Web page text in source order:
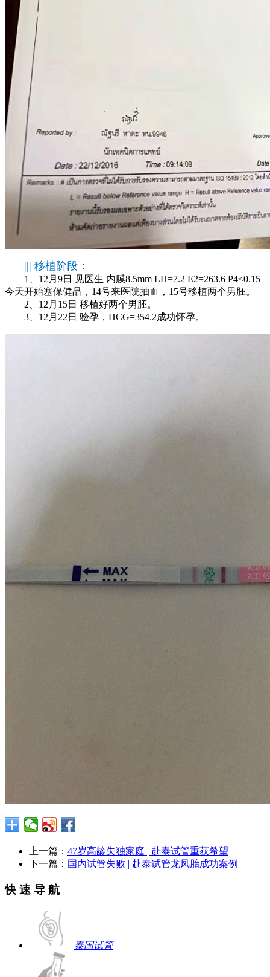
||| 移植阶段：
1、12月9日 见医生 内膜8.5mm LH=7.2 E2=263.6 P4<0.15
今天开始塞保健品，14号来医院抽血，15号移植两个男胚。
2、12月15日 移植好两个男胚。
3、12月22日 验孕，HCG=354.2成功怀孕。
上一篇： 47岁高龄失独家庭 | 赴泰试管重获希望
下一篇： 国内试管失败 | 赴泰试管龙凤胎成功案例
快 速 导 航
泰国试管